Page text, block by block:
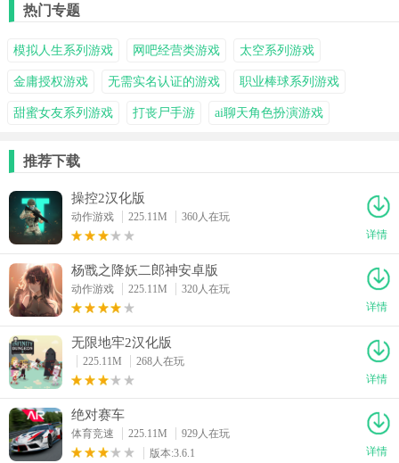
热门专题
模拟人生系列游戏 网吧经营类游戏 太空系列游戏
金庸授权游戏 无需实名认证的游戏 职业棒球系列游戏
甜蜜女友系列游戏 打丧尸手游 ai聊天角色扮演游戏
推荐下载
操控2汉化版
动作游戏 225.11M
360人在玩
详情
杨戬之降妖二郎神安卓版
动作游戏 225.11M
320人在玩
详情
无限地牢2汉化版
225.11M
268人在玩
详情
绝对赛车
体育竞速 225.11M
929人在玩
版本:3.6.1
详情